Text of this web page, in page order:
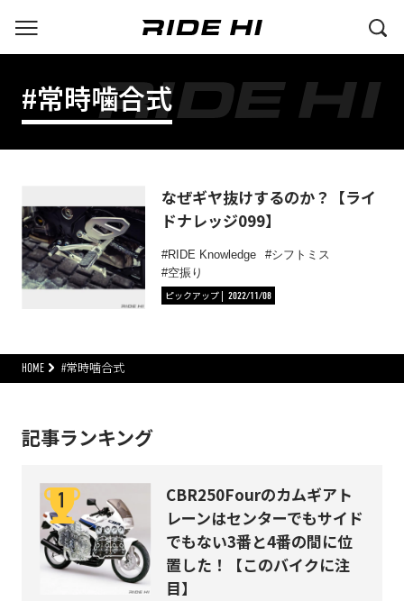
#常時噛合式
なぜギヤ抜けするのか？【ライ
ドナレッジ099】
RIDE Knowledge
シフトミス
空振り
ピックアップ
2022/11/08
HOME #常時噛合式
記事ランキング
CBR250Fourのカムギアト
レーンはセンターでもサイド
でもない3番と4番の間に位
置した！【このバイクに注
目】